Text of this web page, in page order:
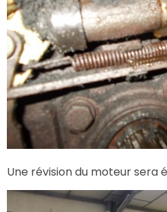
Une révision du moteur sera